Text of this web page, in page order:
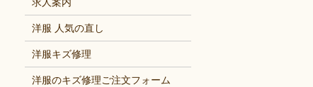
求人案内
洋服 人気の直し
洋服キズ修理
洋服のキズ修理ご注文フォーム